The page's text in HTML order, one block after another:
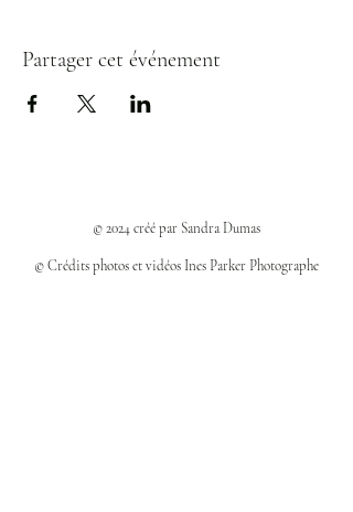
Partager cet événement
© 2024 créé par Sandra Dumas
© Crédits photos et vidéos Ines Parker Photographe